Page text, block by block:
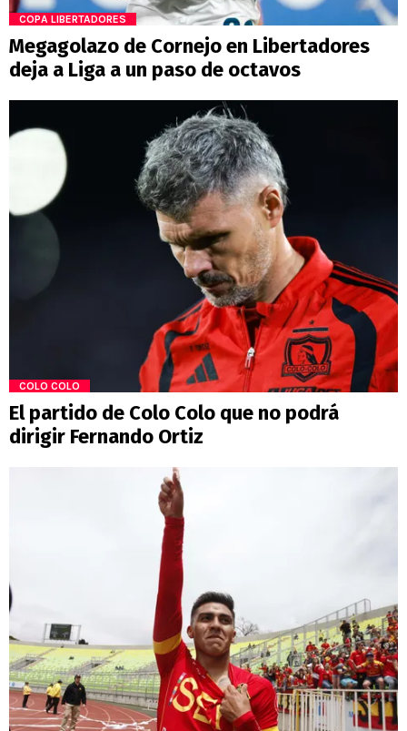
COPA LIBERTADORES
Megagolazo de Cornejo en Libertadores
deja a Liga a un paso de octavos
COLO COLO
El partido de Colo Colo que no podrá
dirigir Fernando Ortiz